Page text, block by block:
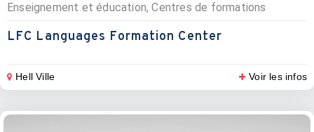
Enseignement et éducation, Centres de formations
LFC Languages Formation Center
Hell Ville Voir les infos